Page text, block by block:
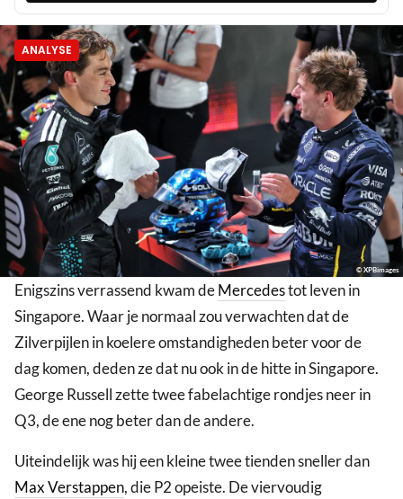
ANALYSE
© XPBimages
Enigszins verrassend kwam deMercedestot leven in
Singapore. Waar je normaal zou verwachten dat de
Zilverpijlen in koelere omstandigheden beter voor de
dag komen, deden ze dat nu ook in de hitte in Singapore.
George Russell zette twee fabelachtige rondjes neer in
Q3, de ene nog beter dan de andere.
Uiteindelijk was hij een kleine twee tienden sneller dan
Max Verstappen, die P2 opeiste. De viervoudig